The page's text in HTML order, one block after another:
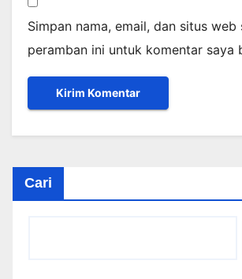
Simpan nama, email, dan situs web
peramban ini untuk komentar saya
Cari